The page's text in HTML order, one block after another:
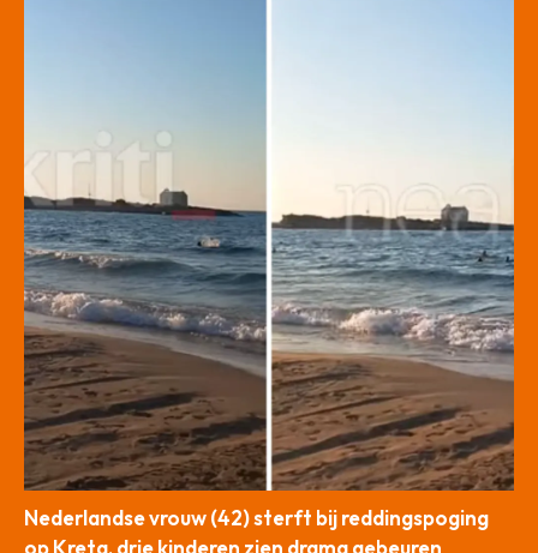
Nederlandse vrouw (42) sterft bij reddingspoging